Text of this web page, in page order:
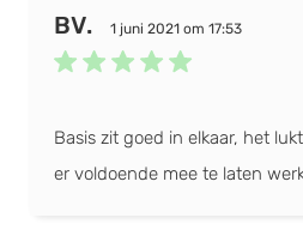
BV.
1 juni 2021 om 17:53
Basis zit goed in elkaar, het
er voldoende mee te laten